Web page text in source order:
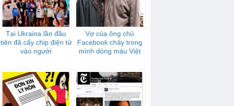
Tại Ukraina lần đầu
tiên đã cấy chip điện tử
vào người
Vợ của ông chủ
Facebook chảy trong
mình dòng máu Việt